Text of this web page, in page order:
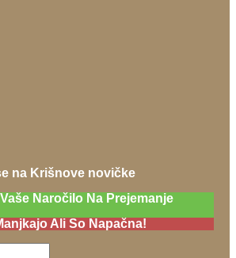
na Krišnove novičke
Naročilo Na Prejemanje
Ali So Napačna!